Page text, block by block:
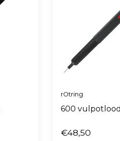
rOtring
600
€48,50